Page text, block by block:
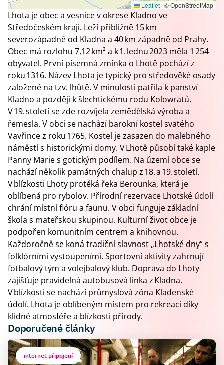
Leaflet | © OpenStreetMap
Lhota je obec a vesnice v okrese Kladno ve
Středočeském kraji. Leží přibližně 15 km
severozápadně od Kladna a 40 km západně od Prahy.
Obec má rozlohu 7,12 km² a k 1. lednu 2023 měla 1 254
obyvatel. První písemná zmínka o Lhotě pochází z
roku 1316. Název Lhota je typický pro středověké osady
založené na tzv. lhůtě. V minulosti patřila k panství
Kladno a později k šlechtickému rodu Kolowratů.
V 19. století se zde rozvíjela zemědělská výroba a
řemesla. V obci se nachází barokní kostel svatého
Vavřince z roku 1765. Kostel je zasazen do malebného
náměstí s historickými domy. V Lhotě působí také kaple
Panny Marie s gotickým podílem. Na území obce se
nachází několik památných chalup z 18. a 19. století.
V blízkosti Lhoty protéká řeka Berounka, která je
oblíbená pro rybolov. Přírodní rezervace Lhotské údolí
chrání místní flóru a faunu. V obci funguje základní
škola s mateřskou skupinou. Kulturní život obce je
podpořen komunitním centrem a knihovnou.
Každoročně se koná tradiční slavnost „Lhotské dny“ s
folklórními vystoupeními. Sportovní aktivity zahrnují
fotbalový tým a volejbalový klub. Doprava do Lhoty
zajišťuje pravidelná autobusová linka z Kladna.
V blízkosti se nachází průmyslová zóna Kladenské
údolí. Lhota je oblíbeným místem pro rekreaci díky
klidné atmosféře a blízkosti přírody.
Doporučené články
internet připojení